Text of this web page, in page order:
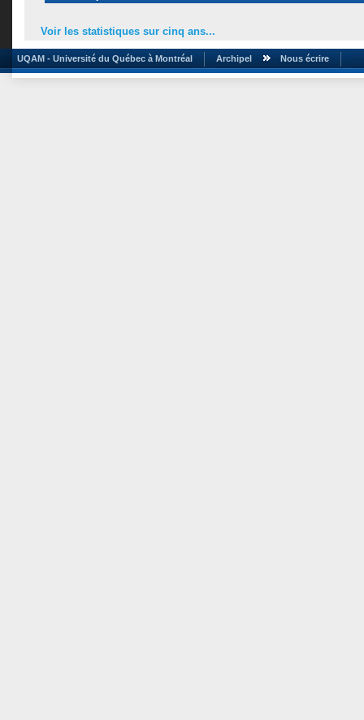
Voir les statistiques sur cinq ans...
UQAM - Université du Québec à Montréal Archipel Nous écrire